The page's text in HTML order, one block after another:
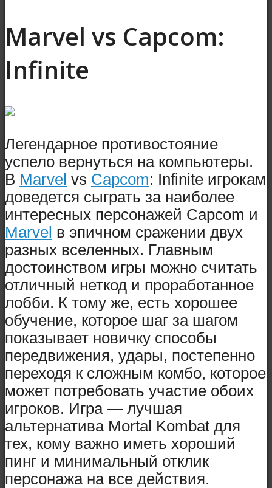
Marvel vs Capcom:
Infinite
Легендарное противостояние
успело вернуться на компьютеры.
В Marvel vs Capcom: Infinite игрокам
доведется сыграть за наиболее
интересных персонажей Capcom и
Marvel в эпичном сражении двух
разных вселенных. Главным
достоинством игры можно считать
отличный неткод и проработанное
лобби. К тому же, есть хорошее
обучение, которое шаг за шагом
показывает новичку способы
передвижения, удары, постепенно
переходя к сложным комбо, которое
может потребовать участие обоих
игроков. Игра — лучшая
альтернатива Mortal Kombat для
тех, кому важно иметь хороший
пинг и минимальный отклик
персонажа на все действия.